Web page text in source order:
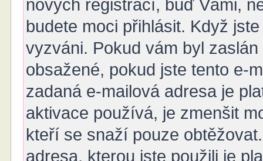
nových registrací, buď Vámi,
budete moci přihlásit. Když
vyzváni. Pokud vám byl
obsažené, pokud jste tento e-
zadaná e-mailová adresa je
aktivace používá, je zmenšit
kteří se snaží pouze
adresa, kterou jste použili je